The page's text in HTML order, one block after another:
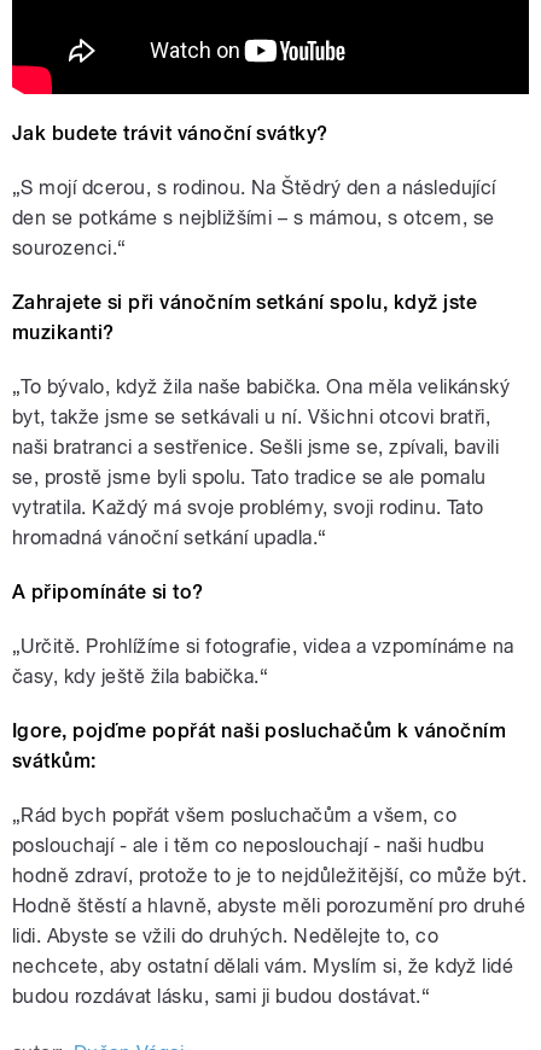
Jak budete trávit vánoční svátky?
„S mojí dcerou, s rodinou. Na Štědrý den a následující
den se potkáme s nejbližšími – s mámou, s otcem, se
sourozenci.“
Zahrajete si při vánočním setkání spolu, když jste
muzikanti?
„To bývalo, když žila naše babička. Ona měla velikánský
byt, takže jsme se setkávali u ní. Všichni otcovi bratři,
naši bratranci a sestřenice. Sešli jsme se, zpívali, bavili
se, prostě jsme byli spolu. Tato tradice se ale pomalu
vytratila. Každý má svoje problémy, svoji rodinu. Tato
hromadná vánoční setkání upadla.“
A připomínáte si to?
„Určitě. Prohlížíme si fotografie, videa a vzpomínáme na
časy, kdy ještě žila babička.“
Igore, pojďme popřát naši posluchačům k vánočním
svátkům:
„Rád bych popřát všem posluchačům a všem, co
poslouchají - ale i těm co neposlouchají - naši hudbu
hodně zdraví, protože to je to nejdůležitější, co může být.
Hodně štěstí a hlavně, abyste měli porozumění pro druhé
lidi. Abyste se vžili do druhých. Nedělejte to, co
nechcete, aby ostatní dělali vám. Myslím si, že když lidé
budou rozdávat lásku, sami ji budou dostávat.“